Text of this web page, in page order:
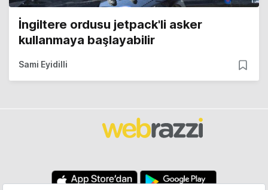
İngiltere ordusu jetpack'li asker
kullanmaya başlayabilir
Sami Eyidilli